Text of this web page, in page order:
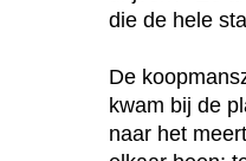
die de hele
De
kwam bij de
naar het